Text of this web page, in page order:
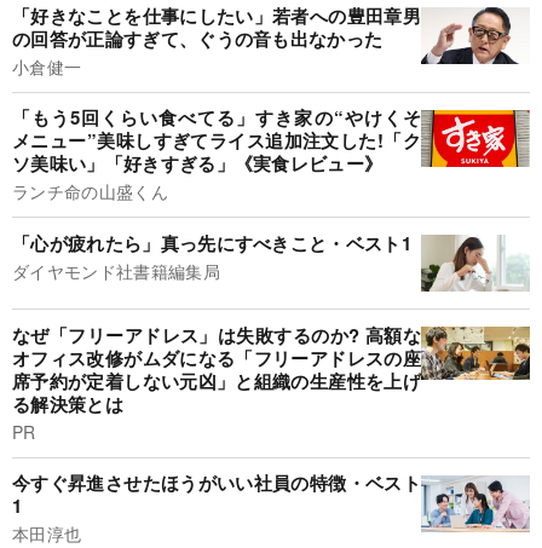
「好きなことを仕事にしたい」若者への豊田章男
の回答が正論すぎて、ぐうの音も出なかった
小倉健一
「もう5回くらい食べてる」すき家の“やけくそ
メニュー”美味しすぎてライス追加注文した!「ク
ソ美味い」「好きすぎる」《実食レビュー》
ランチ命の山盛くん
「心が疲れたら」真っ先にすべきこと・ベスト1
ダイヤモンド社書籍編集局
なぜ「フリーアドレス」は失敗するのか? 高額な
オフィス改修がムダになる「フリーアドレスの座
席予約が定着しない元凶」と組織の生産性を上げ
る解決策とは
PR
今すぐ昇進させたほうがいい社員の特徴・ベスト
1
本田淳也